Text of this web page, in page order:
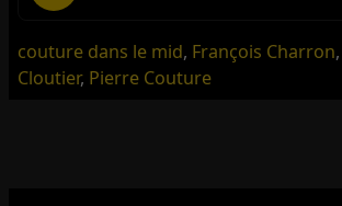
couture dans le mid, François Charron,
Cloutier, Pierre Couture